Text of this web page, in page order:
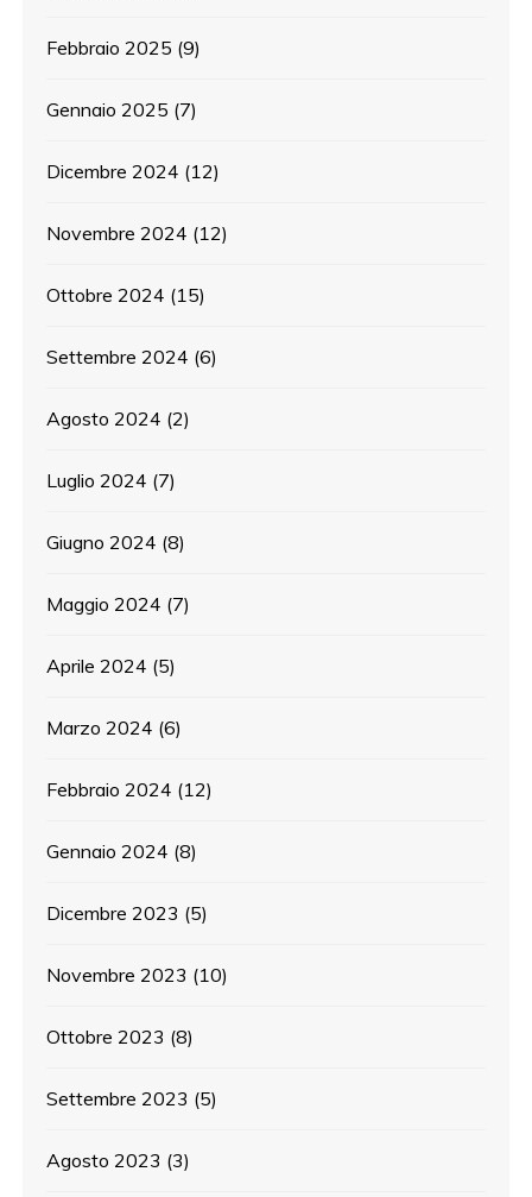
Febbraio 2025 (9)
Gennaio 2025 (7)
Dicembre 2024 (12)
Novembre 2024 (12)
Ottobre 2024 (15)
Settembre 2024 (6)
Agosto 2024 (2)
Luglio 2024 (7)
Giugno 2024 (8)
Maggio 2024 (7)
Aprile 2024 (5)
Marzo 2024 (6)
Febbraio 2024 (12)
Gennaio 2024 (8)
Dicembre 2023 (5)
Novembre 2023 (10)
Ottobre 2023 (8)
Settembre 2023 (5)
Agosto 2023 (3)